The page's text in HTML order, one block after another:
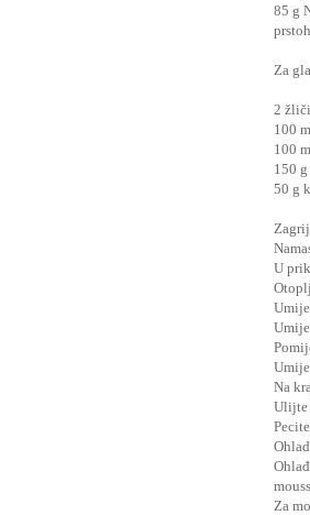
85 g
Za
2
100
100
150 g
50 g
U
Na
Ulijte
Za